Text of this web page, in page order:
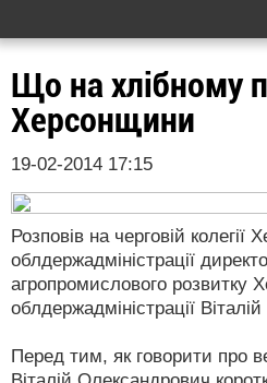
Що на хлібному
Херсонщини
19-02-2014 17:15
Розповів на черговій колегії
облдержадміністрації
агропромислового розвитку
облдержадміністрації
Перед тим, як говорити про